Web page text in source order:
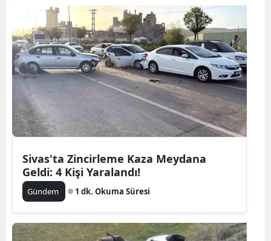
Sivas'ta Zincirleme Kaza Meydana
Geldi: 4 Kişi Yaralandı!
Gündem 1 dk. Okuma Süresi